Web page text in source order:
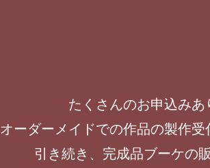
たくさんのお申込みあ
オーダーメイドでの作品の製作受
引き続き、完成品ブーケの